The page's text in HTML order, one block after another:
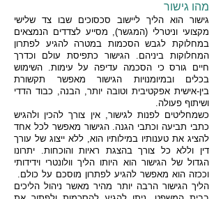
מהו גישור
גישור הוא הליך ליישוב סכסוכים שבו צד שלישי
מקצועי וניטרלי (המגשר), מסייע לצדדים הנמצאים
במחלוקת לגבש הסכמות במטרה להגיע לפתרון
המחלוקות ביניהם. הגישור כתפיסת עולם וכדרך
חיים גורס כי הסכמה עדיפה על עימות. השימוש
בכלים ובמיומנויות הגישור מאפשר תקשורת
בין-אישית אפקטיבית וטובה יותר, הבנה, כבוד הדדי
ושיתוף פעולה.
כשמחליטים לפנות לגישור, אין צורך להכין ולהגיש
כתבי תביעה וכתבי הגנה. הגישור מאפשר לכל אחד
להציג את טענותיו במילותיו הוא, ללא ייצוג של עורך
דין וללא כל צורך בהצגת ראיות והוכחות. יתרונו
הגדול של הגישור הוא היותו הליך וולונטרי וידידותי
וככזה הוא מאפשר להגיע לפתרון מוסכם על כולם.
הליך הגישור הרבה יותר מהיר מאשר ניהול הליכים